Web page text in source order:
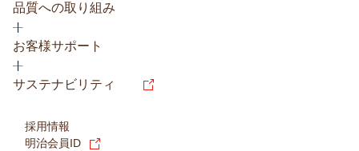
品質への取り組み
お客様サポート
サステナビリティ
採用情報
明治会員ID